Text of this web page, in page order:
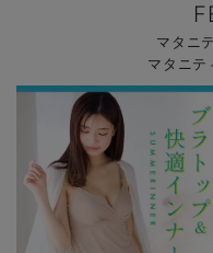
マタニ
マタニテ